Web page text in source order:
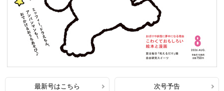
最新号はこちら 次号予告